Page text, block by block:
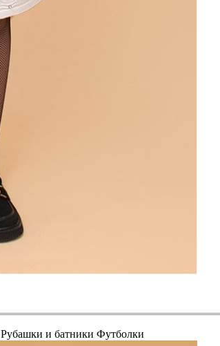
Рубашки и батники Футболки